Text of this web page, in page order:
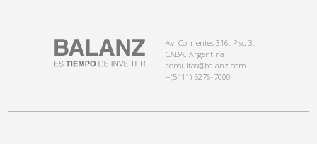
Av. Corrientes 316. Piso 3.
CABA. Argentina
consultas@balanz.com
+(5411) 5276-7000